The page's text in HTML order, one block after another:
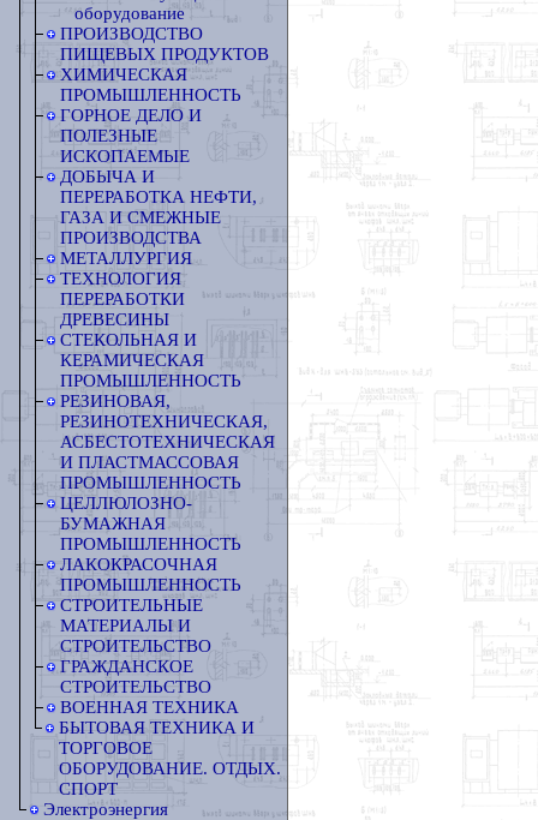
оборудование
ПРОИЗВОДСТВО
ПИЩЕВЫХ ПРОДУКТОВ
ХИМИЧЕСКАЯ
ПРОМЫШЛЕННОСТЬ
ГОРНОЕ ДЕЛО И
ПОЛЕЗНЫЕ
ИСКОПАЕМЫЕ
ДОБЫЧА И
ПЕРЕРАБОТКА НЕФТИ,
ГАЗА И СМЕЖНЫЕ
ПРОИЗВОДСТВА
МЕТАЛЛУРГИЯ
ТЕХНОЛОГИЯ
ПЕРЕРАБОТКИ
ДРЕВЕСИНЫ
СТЕКОЛЬНАЯ И
КЕРАМИЧЕСКАЯ
ПРОМЫШЛЕННОСТЬ
РЕЗИНОВАЯ,
РЕЗИНОТЕХНИЧЕСКАЯ,
АСБЕСТОТЕХНИЧЕСКАЯ
И ПЛАСТМАССОВАЯ
ПРОМЫШЛЕННОСТЬ
ЦЕЛЛЮЛОЗНО-
БУМАЖНАЯ
ПРОМЫШЛЕННОСТЬ
ЛАКОКРАСОЧНАЯ
ПРОМЫШЛЕННОСТЬ
СТРОИТЕЛЬНЫЕ
МАТЕРИАЛЫ И
СТРОИТЕЛЬСТВО
ГРАЖДАНСКОЕ
СТРОИТЕЛЬСТВО
ВОЕННАЯ ТЕХНИКА
БЫТОВАЯ ТЕХНИКА И
ТОРГОВОЕ
ОБОРУДОВАНИЕ. ОТДЫХ.
СПОРТ
Электроэнергия